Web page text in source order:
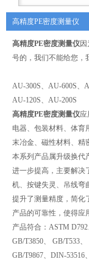
高精度PE密度测量仪
高精度PE密度测量仪
号的，我们不能给您，
AU-300S、AU-600S、
AU-120S、AU-200S
高精度PE密度测量仪
电器、包装材料、体育
末冶金、磁性材料、精
本系列产品属升级换代
进一步提高，主要解决
机、按键失灵、吊线弯
提升了测量精度，简化
产品的可靠性，使得应
产品符合：ASTM D792
GB/T3850、 GB/T533、
GB/T9867、DIN-53516